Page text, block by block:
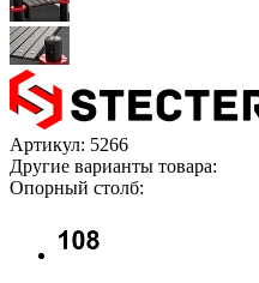
Артикул: 5266
Другие варианты товара:
Опорный столб: